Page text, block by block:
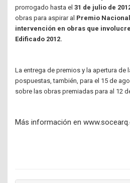
prorrogado hasta el 31 de julio de
obras para aspirar al Premio
intervención en obras que
Edificado 2012.
La entrega de premios y la apertura de
pospuestas, también, para el 15 de
sobre las obras premiadas para al 12
Más información en